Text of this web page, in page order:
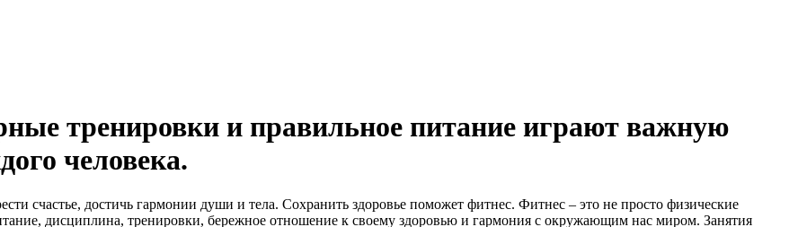
тренировки и правильное питание играют важную
человека.
счастье, достичь гармонии души и тела. Сохранить здоровье поможет фитнес. Фитнес – это не просто физические
дисциплина, тренировки, бережное отношение к своему здоровью и гармония с окружающим нас миром. Занятия